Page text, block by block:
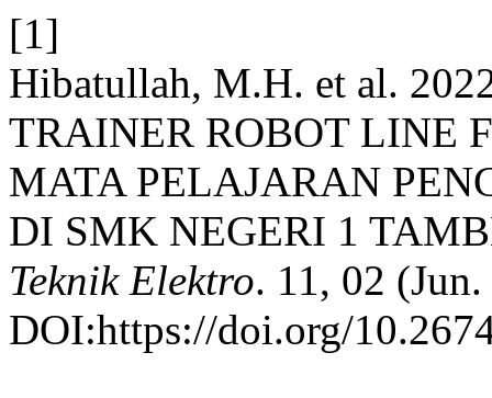
[1]
Hibatullah, M.H. et al.
TRAINER ROBOT LINE
MATA PELAJARAN
DI SMK NEGERI 1
Teknik Elektro. 11, 02
DOI:https://doi.org/